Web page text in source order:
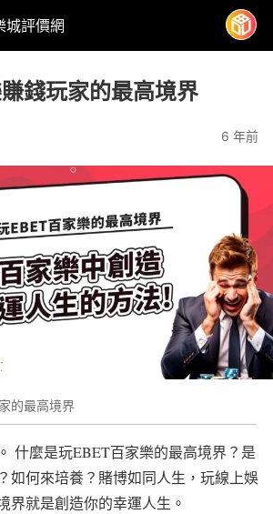
城評價網
錢玩家的最高境界
6 年前
的最高境界
什麼是玩EBET百家樂的最高境界？是
如何來培養？賭博如同人生，玩線上娛
界就是創造你的幸運人生。